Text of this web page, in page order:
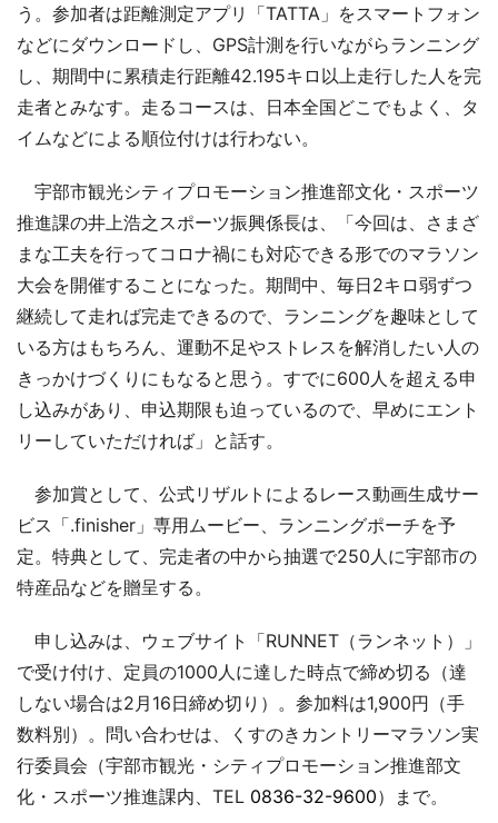
う。参加者は距離測定アプリ「TATTA」をスマートフォン
などにダウンロードし、GPS計測を行いながらランニング
し、期間中に累積走行距離42.195キロ以上走行した人を完
走者とみなす。走るコースは、日本全国どこでもよく、タ
イムなどによる順位付けは行わない。
宇部市観光シティプロモーション推進部文化・スポーツ
推進課の井上浩之スポーツ振興係長は、「今回は、さまざ
まな工夫を行ってコロナ禍にも対応できる形でのマラソン
大会を開催することになった。期間中、毎日2キロ弱ずつ
継続して走れば完走できるので、ランニングを趣味として
いる方はもちろん、運動不足やストレスを解消したい人の
きっかけづくりにもなると思う。すでに600人を超える申
し込みがあり、申込期限も迫っているので、早めにエント
リーしていただければ」と話す。
参加賞として、公式リザルトによるレース動画生成サー
ビス「.finisher」専用ムービー、ランニングポーチを予
定。特典として、完走者の中から抽選で250人に宇部市の
特産品などを贈呈する。
申し込みは、ウェブサイト「RUNNET（ランネット）」
で受け付け、定員の1000人に達した時点で締め切る（達
しない場合は2月16日締め切り）。参加料は1,900円（手
数料別）。問い合わせは、くすのきカントリーマラソン実
行委員会（宇部市観光・シティプロモーション推進部文
化・スポーツ推進課内、TEL 0836-32-9600）まで。